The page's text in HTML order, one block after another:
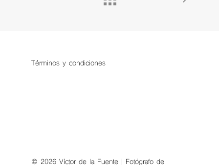
Términos y condiciones
© 2026 Víctor de la Fuente | Fotógrafo de